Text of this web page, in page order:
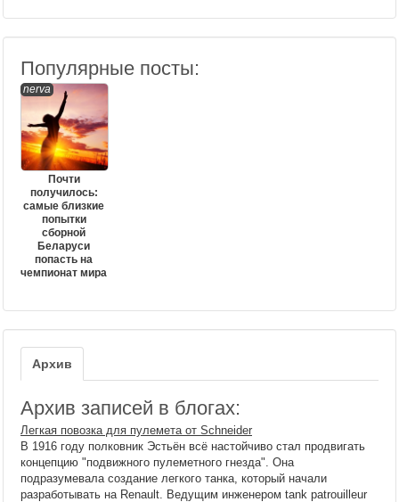
Популярные посты:
nerva
Почти
получилось:
самые близкие
попытки
сборной
Беларуси
попасть на
чемпионат мира
Архив
Архив записей в блогах:
Легкая повозка для пулемета от Schneider
В 1916 году полковник Эстьён всё настойчиво стал продвигать
концепцию "подвижного пулеметного гнезда". Она
подразумевала создание легкого танка, который начали
разработывать на Renault. Ведущим инженером tank patrouilleur